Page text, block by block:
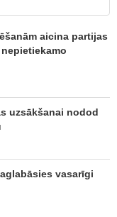
aicina partijas
uzsākšanai nodod
vasarīgi